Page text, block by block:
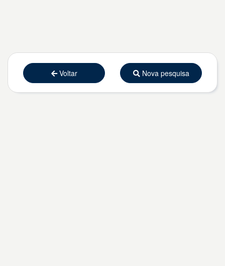
Voltar Nova pesquisa